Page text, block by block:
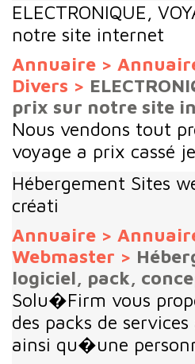
ELECTRONIQUE,
notre site internet
Annuaire >
Divers >
prix sur notre site
Nous vendons tout
voyage a prix cassé
Hébergement Sites
créati
Annuaire >
Webmaster >
logiciel, pack,
Solu�Firm vous
des packs de
ainsi qu�une